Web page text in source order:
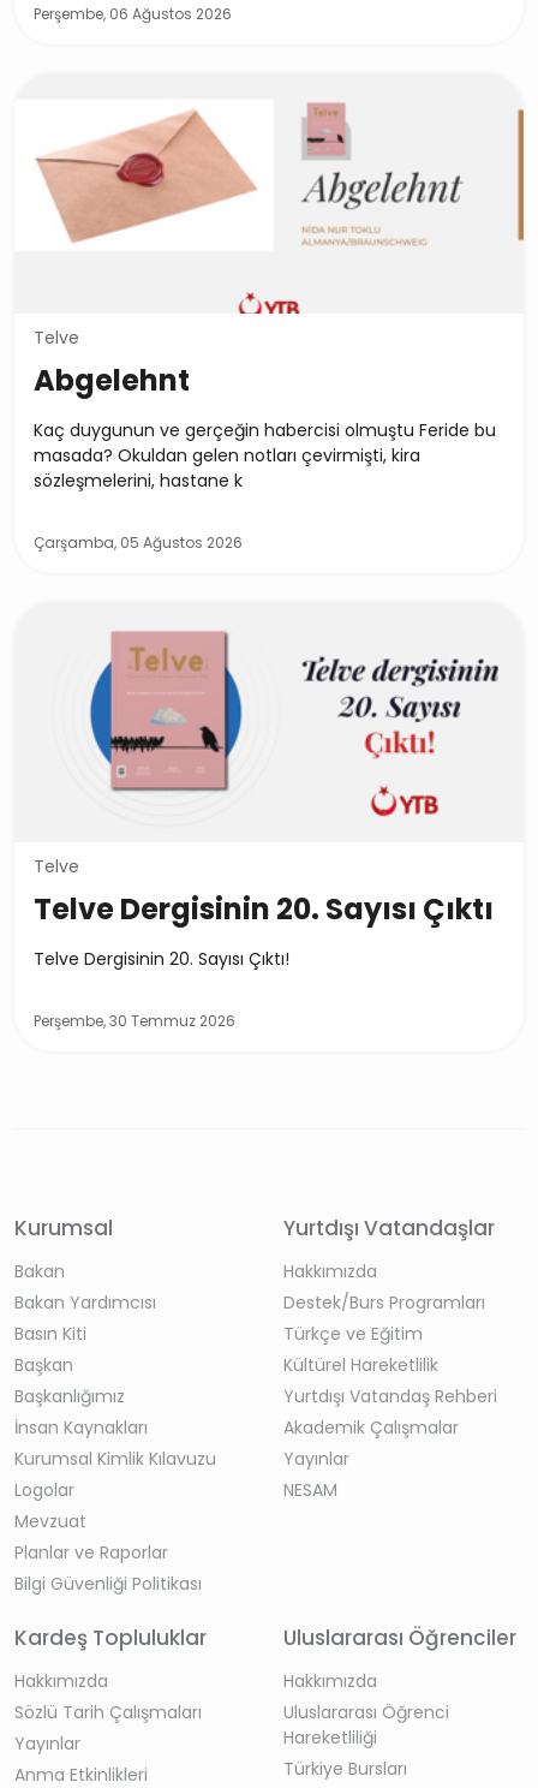
Perşembe, 06 Ağustos 2026
Telve
Abgelehnt
Kaç duygunun ve gerçeğin habercisi olmuştu Feride bu
masada? Okuldan gelen notları çevirmişti, kira
sözleşmelerini, hastane k
Çarşamba, 05 Ağustos 2026
Telve
Telve Dergisinin 20. Sayısı Çıktı
Telve Dergisinin 20. Sayısı Çıktı!
Perşembe, 30 Temmuz 2026
Kurumsal
Bakan
Bakan Yardımcısı
Basın Kiti
Başkan
Başkanlığımız
İnsan Kaynakları
Kurumsal Kimlik Kılavuzu
Logolar
Mevzuat
Planlar ve Raporlar
Bilgi Güvenliği Politikası
Yurtdışı Vatandaşlar
Hakkımızda
Destek/Burs Programları
Türkçe ve Eğitim
Kültürel Hareketlilik
Yurtdışı Vatandaş Rehberi
Akademik Çalışmalar
Yayınlar
NESAM
Kardeş Topluluklar
Hakkımızda
Sözlü Tarih Çalışmaları
Yayınlar
Anma Etkinlikleri
Uluslararası Öğrenciler
Hakkımızda
Uluslararası Öğrenci
Hareketliliği
Türkiye Bursları